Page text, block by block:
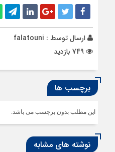
ارسال توسط : falatouni
برچسب ها
این مطلب بدون برچسب می باشد.
نوشته های مشابه